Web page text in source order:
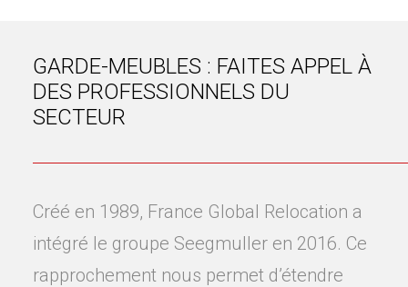
GARDE-MEUBLES : FAITES APPEL À
DES PROFESSIONNELS DU
SECTEUR
Créé en 1989, France Global Relocation a
intégré le groupe Seegmuller en 2016. Ce
rapprochement nous permet d’étendre